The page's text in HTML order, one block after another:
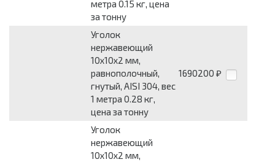
метра 0.15 кг, цена
за тонну
Уголок
нержавеющий
10x10x2 мм,
равнополочный,
гнутый, AISI 304, вес
1 метра 0.28 кг,
цена за тонну
1690200 ₽
Уголок
нержавеющий
10x10x2 мм,